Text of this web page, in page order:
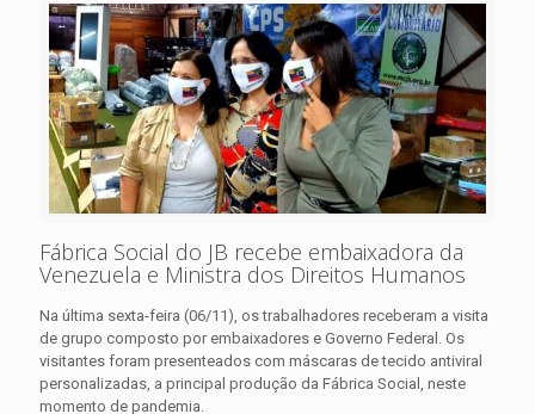
Fábrica Social do JB recebe embaixadora da
Venezuela e Ministra dos Direitos Humanos
Na última sexta-feira (06/11), os trabalhadores receberam a visita
de grupo composto por embaixadores e Governo Federal. Os
visitantes foram presenteados com máscaras de tecido antiviral
personalizadas, a principal produção da Fábrica Social, neste
momento de pandemia.